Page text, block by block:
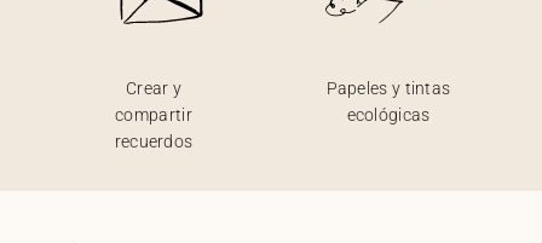
Crear y
compartir
recuerdos
Papeles y tintas
ecológicas